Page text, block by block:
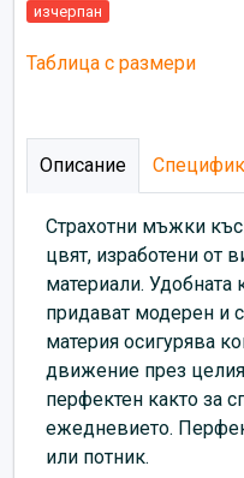
изчерпан
Таблица с размери
Описание
Страхотни мъжки
цвят, изработени от
материали. Удобната
придават модерен и
материя осигурява
движение през
перфектен както за
ежедневието.
или потник.